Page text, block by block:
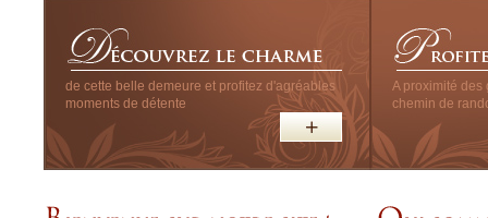
de cette belle demeure et profitez d'agréables
moments de détente
A proximité des
chemin de